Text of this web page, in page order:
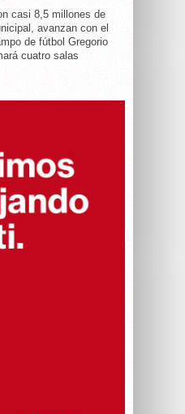
casi 8,5 millones de
avanzan con el
de fútbol Gregorio
cuatro salas